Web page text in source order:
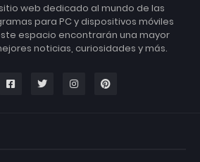
web dedicado al mundo de las
para PC y dispositivos móviles
espacio encontrarán una mayor
noticias, curiosidades y más.